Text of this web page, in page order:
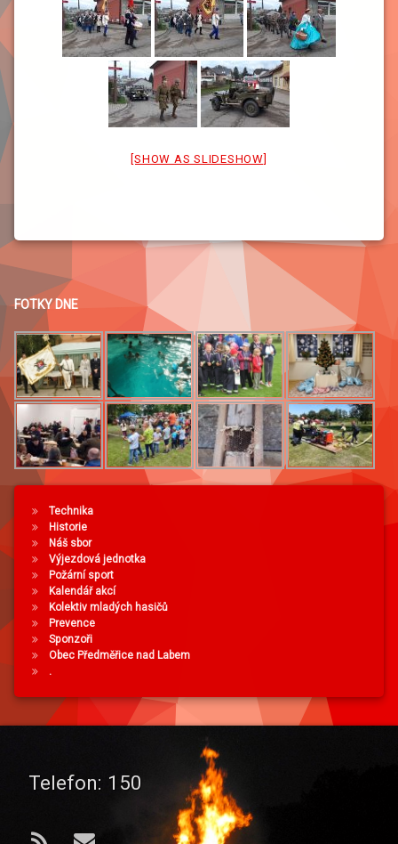
[SHOW AS SLIDESHOW]
FOTKY DNE
Technika
Historie
Náš sbor
Výjezdová jednotka
Požární sport
Kalendář akcí
Kolektiv mladých hasičů
Prevence
Sponzoři
Obec Předměřice nad Labem
.
Telefon: 150